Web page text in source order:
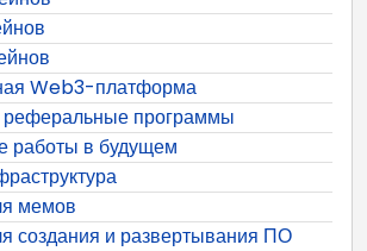
Web3-платформа
реферальные программы
работы в будущем
мемов
создания и развертывания ПО